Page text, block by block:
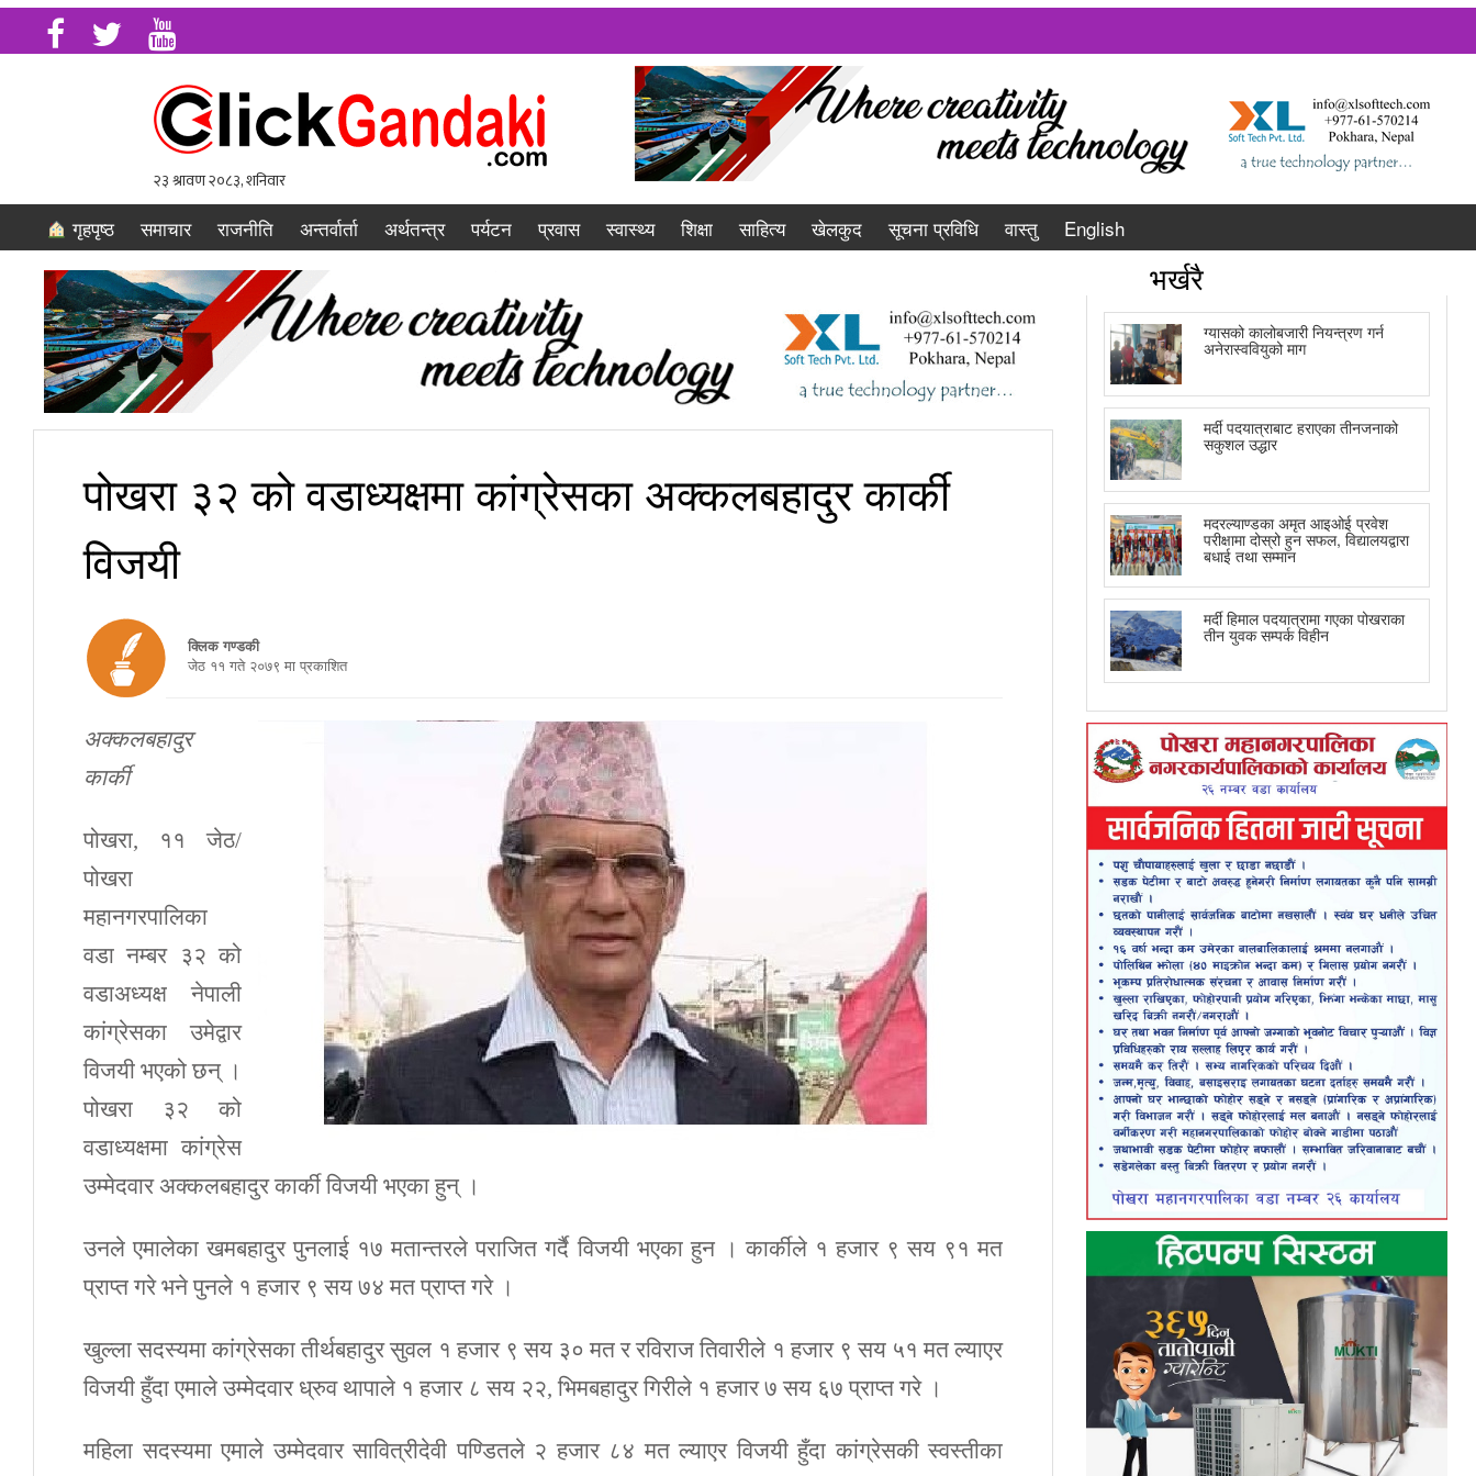
गृहपृष्ठ समाचार राजनीति अन्तर्वार्ता अर्थतन्त्र पर्यटन प्रवास स्वास्थ्य शिक्षा साहित्य खेलकुद सूचना प्रविधि वास्तु English
पोखरा ३२ को वडाध्यक्षमा कांग्रेसका अक्कलबहादुर कार्की
विजयी
क्लिक गण्डकी
जेठ ११ गते २०७९ मा प्रकाशित
अक्कलबहादुर
कार्की
पोखरा, ११ जेठ/
पोखरा
महानगरपालिका
वडा नम्बर ३२ को
वडाअध्यक्ष नेपाली
कांग्रेसका उमेद्वार
विजयी भएको छन् ।
पोखरा ३२ को
वडाध्यक्षमा कांग्रेस
उम्मेदवार अक्कलबहादुर कार्की विजयी भएका हुन् ।
उनले एमालेका खमबहादुर पुनलाई १७ मतान्तरले पराजित गर्दै विजयी भएका हुन । कार्कीले १ हजार ९ सय ९१ मत
प्राप्त गरे भने पुनले १ हजार ९ सय ७४ मत प्राप्त गरे ।
खुल्ला सदस्यमा कांग्रेसका तीर्थबहादुर सुवल १ हजार ९ सय ३० मत र रविराज तिवारीले १ हजार ९ सय ५१ मत ल्याएर
विजयी हुँदा एमाले उम्मेदवार ध्रुव थापाले १ हजार ८ सय २२, भिमबहादुर गिरीले १ हजार ७ सय ६७ प्राप्त गरे ।
महिला सदस्यमा एमाले उम्मेदवार सावित्रीदेवी पण्डितले २ हजार ८४ मत ल्याएर विजयी हुँदा कांग्रेसकी स्वस्तीका
भर्खरै
ग्यासको कालोबजारी नियन्त्रण गर्न
अनेरास्ववियुको माग
मर्दी पदयात्राबाट हराएका तीनजनाको
सकुशल उद्धार
मदरल्याण्डका अमृत आइओई प्रवेश
परीक्षामा दोस्रो हुन सफल, विद्यालयद्वारा
बधाई तथा सम्मान
मर्दी हिमाल पदयात्रामा गएका पोखराका
तीन युवक सम्पर्क विहीन